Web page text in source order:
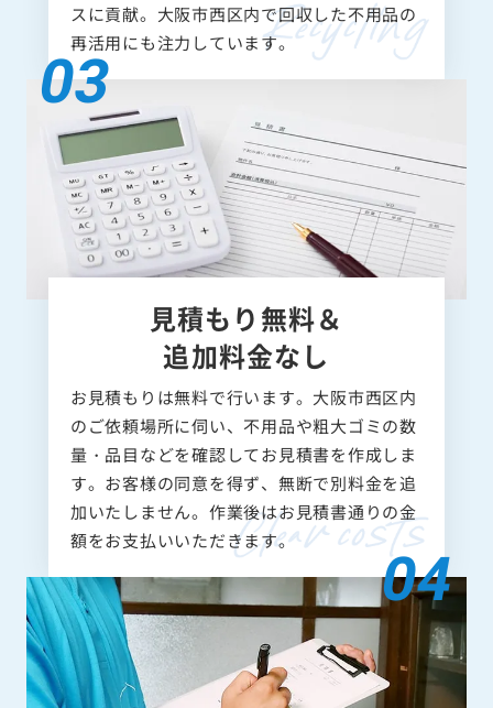
スに貢献。大阪市西区内で回収した不用品の
再活用にも注力しています。
見積もり無料＆
追加料金なし
お見積もりは無料で行います。大阪市西区内
のご依頼場所に伺い、不用品や粗大ゴミの数
量・品目などを確認してお見積書を作成しま
す。お客様の同意を得ず、無断で別料金を追
加いたしません。作業後はお見積書通りの金
額をお支払いいただきます。